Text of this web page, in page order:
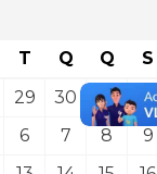
T Q Q S
29 30 1 2
6 7 8 9